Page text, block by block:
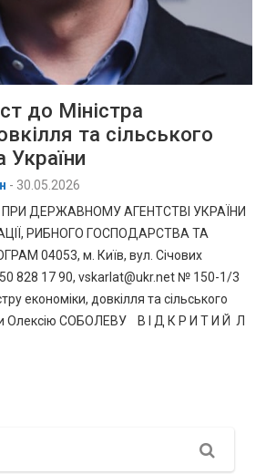
до Міністра
та сільського
України
- 30.05.2026
ДЕРЖАВНОМУ АГЕНТСТВІ УКРАЇНИ
РИБНОГО ГОСПОДАРСТВА ТА
04053, м. Київ, вул. Січових
828 17 90, vskarlat@ukr.net № 150-1/3
економіки, довкілля та сільського
Олексію СОБОЛЕВУ В І Д К Р И Т И Й Л
Search